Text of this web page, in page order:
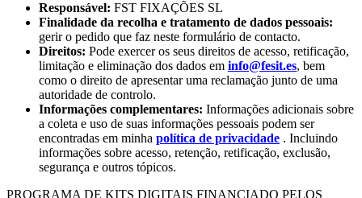
Responsável: FST FIXAÇÕES SL
Finalidade da recolha e tratamento de dados pessoais:
gerir o pedido que faz neste formulário de contacto.
Direitos: Pode exercer os seus direitos de acesso, retificação,
limitação e eliminação dos dados em info@fesit.es, bem
como o direito de apresentar uma reclamação junto de uma
autoridade de controlo.
Informações complementares: Informações adicionais sobre
a coleta e uso de suas informações pessoais podem ser
encontradas em minha política de privacidade . Incluindo
informações sobre acesso, retenção, retificação, exclusão,
segurança e outros tópicos.
PROGRAMA DE KITS DIGITAIS FINANCIADO PELOS